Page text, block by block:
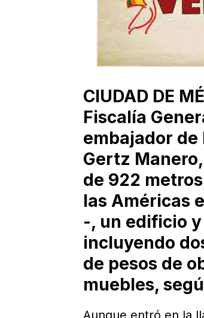
CIUDAD DE
Fiscalía
embajador de
Gertz
de 922
las Américas
-, un edificio
incluyendo
de pesos de
muebles,
Aunque entró en la